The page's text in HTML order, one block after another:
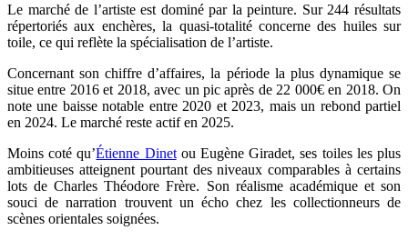
Le marché de l’artiste est dominé par la peinture. Sur 244 résultats
répertoriés aux enchères, la quasi-totalité concerne des huiles sur
toile, ce qui reflète la spécialisation de l’artiste.
Concernant son chiffre d’affaires, la période la plus dynamique se
situe entre 2016 et 2018, avec un pic après de 22 000€ en 2018. On
note une baisse notable entre 2020 et 2023, mais un rebond partiel
en 2024. Le marché reste actif en 2025.
Moins coté qu’Étienne Dinetou Eugène Giradet, ses toiles les plus
ambitieuses atteignent pourtant des niveaux comparables à certains
lots de Charles Théodore Frère. Son réalisme académique et son
souci de narration trouvent un écho chez les collectionneurs de
scènes orientales soignées.